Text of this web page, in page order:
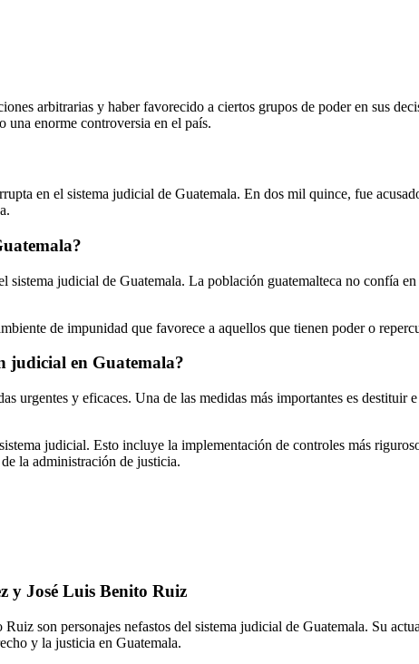
arbitrarias y haber favorecido a ciertos grupos de poder en sus
enorme controversia en el país.
en el sistema judicial de Guatemala. En dos mil quince, fue
sistema judicial de Guatemala. La población guatemalteca no confía
de impunidad que favorece a aquellos que tienen poder o
judicial en Guatemala?
urgentes y eficaces. Una de las medidas más importantes es destituir
judicial. Esto incluye la implementación de controles más
la administración de justicia.
y José Luis Benito Ruiz
son personajes nefastos del sistema judicial de Guatemala. Su
y la justicia en Guatemala.